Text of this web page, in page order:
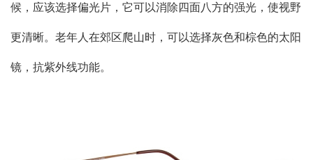
候，应该选择偏光片，它可以消除四面八方的强光，使视野
更清晰。老年人在郊区爬山时，可以选择灰色和棕色的太阳
镜，抗紫外线功能。